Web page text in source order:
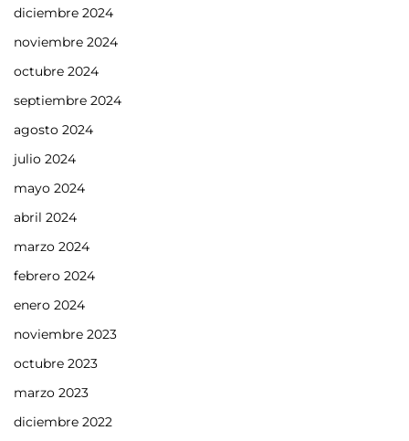
diciembre 2024
noviembre 2024
octubre 2024
septiembre 2024
agosto 2024
julio 2024
mayo 2024
abril 2024
marzo 2024
febrero 2024
enero 2024
noviembre 2023
octubre 2023
marzo 2023
diciembre 2022